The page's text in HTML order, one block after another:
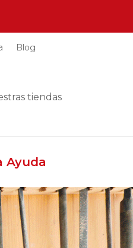
Blog
tiendas
Ayuda